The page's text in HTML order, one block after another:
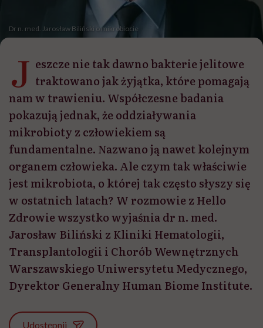
Dr n. med. Jarosław Biliński o mikrobiocie
J eszcze nie tak dawno bakterie jelitowe
traktowano jak żyjątka, które pomagają
nam w trawieniu. Współczesne badania
pokazują jednak, że oddziaływania
mikrobioty z człowiekiem są
fundamentalne. Nazwano ją nawet kolejnym
organem człowieka. Ale czym tak właściwie
jest mikrobiota, o której tak często słyszy się
w ostatnich latach? W rozmowie z Hello
Zdrowie wszystko wyjaśnia dr n. med.
Jarosław Biliński z Kliniki Hematologii,
Transplantologii i Chorób Wewnętrznych
Warszawskiego Uniwersytetu Medycznego,
Dyrektor Generalny Human Biome Institute.
Udostępnij